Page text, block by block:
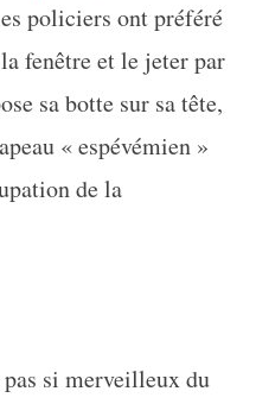
policiers ont préféré
fenêtre et le jeter par
sa botte sur sa tête,
« espévémien »
de la
si merveilleux du